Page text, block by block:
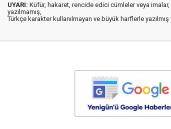
UYARI: Küfür, hakaret, rencide edici cümleler veya imalar,
yazılmamış,
Türkçe karakter kullanılmayan ve büyük harflerle